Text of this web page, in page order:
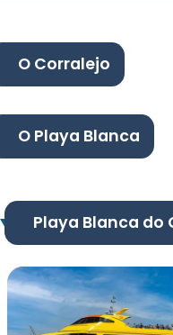
O Corralejo
O Playa Blanca
Playa Blanca do